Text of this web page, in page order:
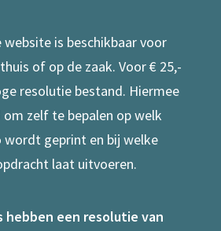
is beschikbaar voor
of op de zaak. Voor € 25,-
resolutie bestand. Hiermee
om zelf te bepalen op welk
geprint en bij welke
laat uitvoeren.
hebben een resolutie van